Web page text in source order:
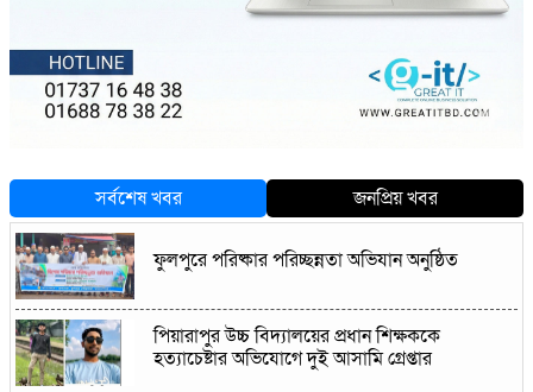
সর্বশেষ খবর জনপ্রিয় খবর
ফুলপুরে পরিষ্কার পরিচ্ছন্নতা অভিযান অনুষ্ঠিত
পিয়ারাপুর উচ্চ বিদ্যালয়ের প্রধান শিক্ষককে
হত্যাচেষ্টার অভিযোগে দুই আসামি গ্রেপ্তার